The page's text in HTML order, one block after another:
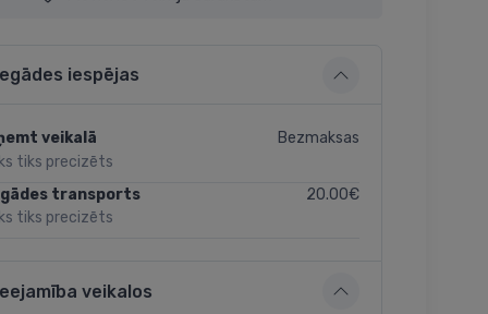
iespējas
veikalā
tiks precizēts
Bezmaksas
transports
tiks precizēts
20.00€
veikalos